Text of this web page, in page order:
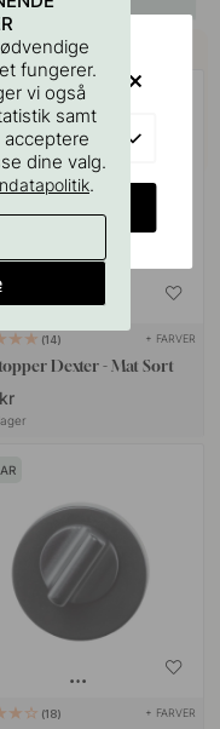
med
14 + FARVER
Dexter - Mat Sort
18 + FARVER
fungerer.
vi også
samt
acceptere
dine valg.
.